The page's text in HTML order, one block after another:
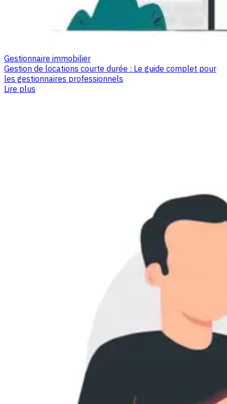
Gestionnaire immobilier
Gestion de locations courte durée : Le guide complet pour
les gestionnaires professionnels
Lire plus